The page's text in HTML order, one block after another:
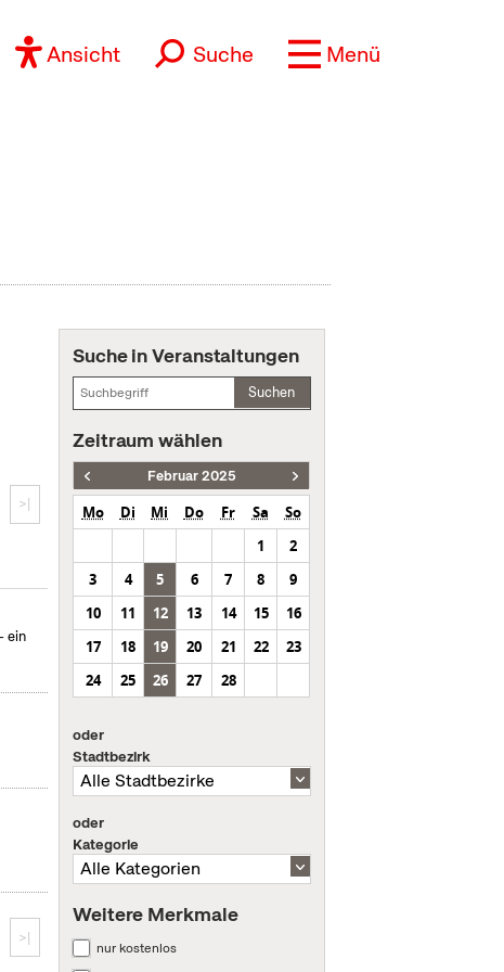
Ansicht Suche Menü
>|
ein
>|
Suche in Veranstaltungen
Suchen
Zeitraum wählen
Februar 2025
Mo Di Mi Do Fr Sa
So
1
2
3
4 5 6 7 8
9
10
11 12 13 14 15
16
17
18 19 20 21 22
23
24
25 26 27 28
oder
Stadtbezirk
oder
Kategorie
Weitere Merkmale
nur kostenlos